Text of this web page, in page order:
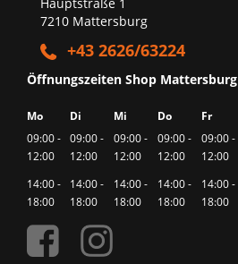
7210 Mattersburg
+43 2626/63224
Öffnungszeiten Shop Mattersburg
Mo Di Mi Do Fr
09:00 -
12:00
09:00 -
12:00
09:00 -
12:00
09:00 -
12:00
09:00 -
12:00
14:00 -
18:00
14:00 -
18:00
14:00 -
18:00
14:00 -
18:00
14:00 -
18:00